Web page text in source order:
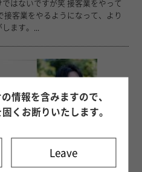
すが笑 接客業をやって
ます。...
情報を含みますので、
くお断りいたします。
Leave